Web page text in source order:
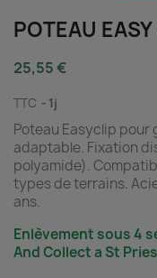
POTEAU
25,55 €
TTC 1j
Poteau Easyclip pour
adaptable. Fixation
polyamide).
types de terrains.
ans.
Enlèvement sous 4
And Collect a St